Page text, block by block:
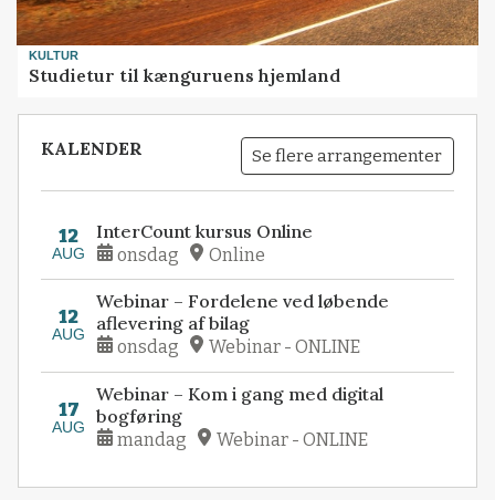
KULTUR
Studietur til kænguruens hjemland
KALENDER Se flere arrangementer
12
AUG
InterCount kursus Online
onsdag Online
12
AUG
Webinar – Fordelene ved løbende
aflevering af bilag
onsdag Webinar - ONLINE
17
AUG
Webinar – Kom i gang med digital
bogføring
mandag Webinar - ONLINE